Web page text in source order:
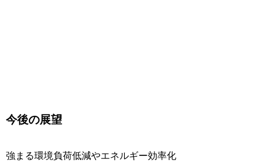
今後の展望
強まる環境負荷低減やエネルギー効率化